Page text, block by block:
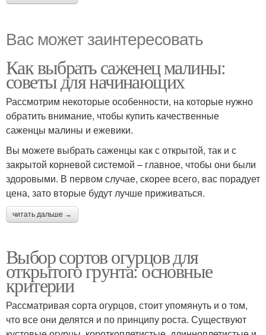
Вас может заинтересовать
Как выбрать саженец малины:
советы для начинающих
Рассмотрим некоторые особенности, на которые нужно
обратить внимание, чтобы купить качественные
саженцы малины и ежевики.
Вы можете выбрать саженцы как с открытой, так и с
закрытой корневой системой – главное, чтобы они были
здоровыми. В первом случае, скорее всего, вас порадует
цена, зато вторые будут лучше приживаться.
читать дальше →
Выбор сортов огурцов для
открытого грунта: основные
критерии
Рассматривая сорта огурцов, стоит упомянуть и о том,
что все они делятся и по принципу роста. Существуют